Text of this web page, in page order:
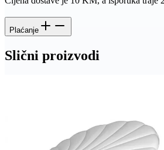
Plaćanje
Slični proizvodi